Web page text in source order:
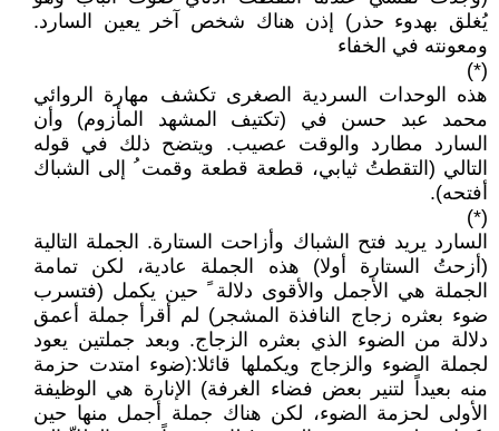
يُغلق بهدوء حذر) إذن هناك شخص آخر يعين السارد.
ومعونته في الخفاء
(*)
هذه الوحدات السردية الصغرى تكشف مهارة الروائي
محمد عبد حسن في (تكتيف المشهد المأزوم) وأن
السارد مطارد والوقت عصيب. ويتضح ذلك في قوله
التالي (التقطتُ ثيابي، قطعة قطعة وقمت ُ إلى الشباك
أفتحه).
(*)
السارد يريد فتح الشباك وأزاحت الستارة. الجملة التالية
(أزحتُ الستارة أولا) هذه الجملة عادية، لكن تمامة
الجملة هي الأجمل والأقوى دلالة ً حين يكمل (فتسرب
ضوء بعثره زجاج النافذة المشجر) لم أقرأ جملة أعمق
دلالة من الضوء الذي بعثره الزجاج. وبعد جملتين يعود
لجملة الضوء والزجاج ويكملها قائلا:(ضوء امتدت حزمة
منه بعيداً لتنير بعض فضاء الغرفة) الإنارة هي الوظيفة
الأولى لحزمة الضوء، لكن هناك جملة أجمل منها حين